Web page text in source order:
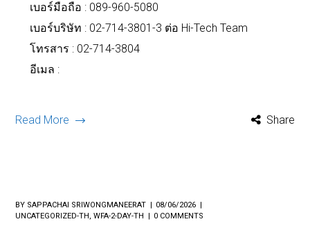
เบอร์มือถือ : 089-960-5080
เบอร์บริษัท : 02-714-3801-3 ต่อ Hi-Tech Team
โทรสาร : 02-714-3804
อีเมล :
Read More Share
BY SAPPACHAI SRIWONGMANEERAT
08/06/2026
UNCATEGORIZED-TH ,WFA-2-DAY-TH 0 COMMENTS